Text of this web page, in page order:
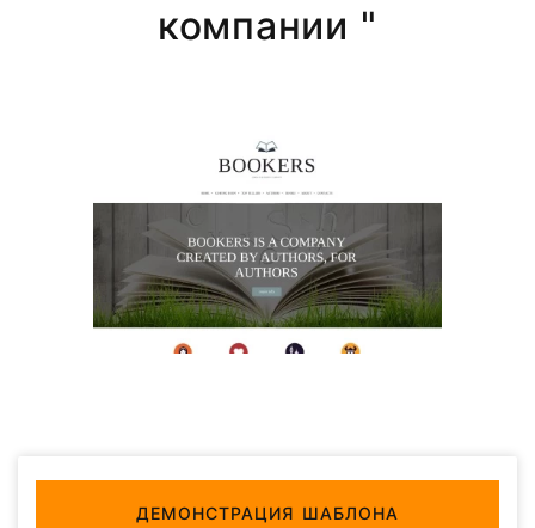
компании "
ДЕМОНСТРАЦИЯ ШАБЛОНА